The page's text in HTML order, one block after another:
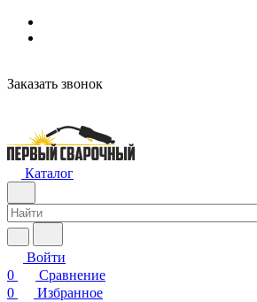
Заказать звонок
Каталог
Войти
0
Сравнение
0
Избранное